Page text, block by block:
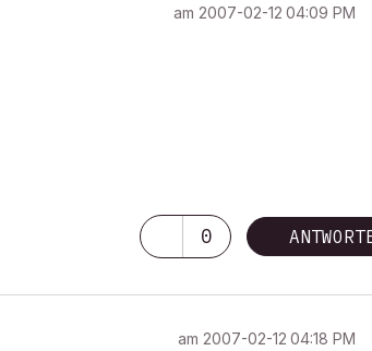
am ‎2007-02-12 04:09 PM
0
am ‎2007-02-12 04:18 PM